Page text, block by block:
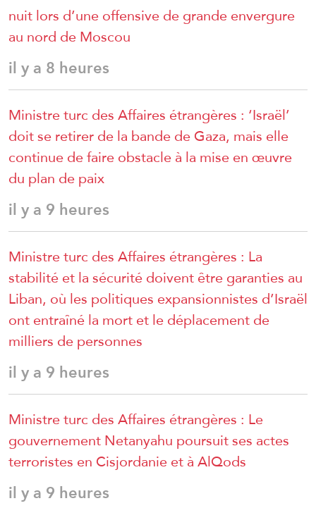
nuit lors d’une offensive de grande envergure
au nord de Moscou
il y a 8 heures
Ministre turc des Affaires étrangères : ‘Israël’
doit se retirer de la bande de Gaza, mais elle
continue de faire obstacle à la mise en œuvre
du plan de paix
il y a 9 heures
Ministre turc des Affaires étrangères : La
stabilité et la sécurité doivent être garanties au
Liban, où les politiques expansionnistes d’Israël
ont entraîné la mort et le déplacement de
milliers de personnes
il y a 9 heures
Ministre turc des Affaires étrangères : Le
gouvernement Netanyahu poursuit ses actes
terroristes en Cisjordanie et à AlQods
il y a 9 heures